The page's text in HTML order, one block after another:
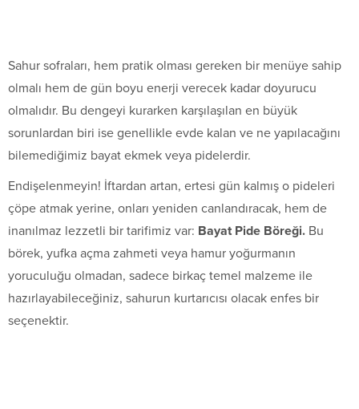
Sahur sofraları, hem pratik olması gereken bir menüye sahip
olmalı hem de gün boyu enerji verecek kadar doyurucu
olmalıdır. Bu dengeyi kurarken karşılaşılan en büyük
sorunlardan biri ise genellikle evde kalan ve ne yapılacağını
bilemediğimiz bayat ekmek veya pidelerdir.
Endişelenmeyin! İftardan artan, ertesi gün kalmış o pideleri
çöpe atmak yerine, onları yeniden canlandıracak, hem de
inanılmaz lezzetli bir tarifimiz var: Bayat Pide Böreği. Bu
börek, yufka açma zahmeti veya hamur yoğurmanın
yoruculuğu olmadan, sadece birkaç temel malzeme ile
hazırlayabileceğiniz, sahurun kurtarıcısı olacak enfes bir
seçenektir.